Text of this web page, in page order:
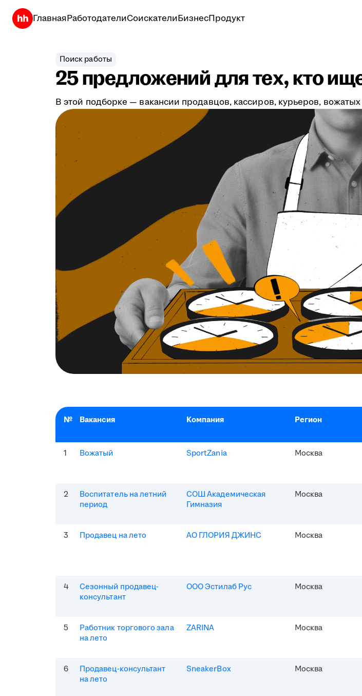
ГлавнаяРаботодателиСоискателиБизнесПродукт
Поиск работы
25 предложений для тех, кто
В этой подборке — вакансии продавцов, кассиров, курьеров,
№ Вакансия Компания Регион
1 Вожатый SportZania Москва
2
Воспитатель на летний
период
СОШ Академическая
Гимназия
Москва
3 Продавец на лето АО ГЛОРИЯ ДЖИНС Москва
4
Сезонный продавец-
консультант
ООО Эстилаб Рус Москва
5
Работник торгового зала
на лето
ZARINA Москва
6
Продавец-консультант
на лето
SneakerBox Москва